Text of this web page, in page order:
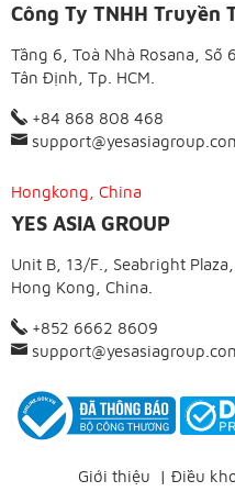
Công Ty TNHH Truyền
Tầng 6, Toà Nhà Rosana,
Tân Định, Tp. HCM.
+84 868 808 468
Hongkong, China
YES ASIA GROUP
Unit B, 13/F., Seabright
Hong Kong, China.
+852 6662 8609
Giới thiệu | Điều